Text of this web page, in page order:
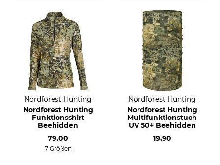
Nordforest Hunting
Nordforest Hunting
Funktionsshirt
Beehidden
79,00
7 Größen
Nordforest Hunting
Nordforest Hunting
Multifunktionstuch
UV 50+ Beehidden
19,90